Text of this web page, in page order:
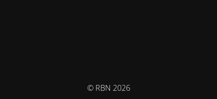
© RBN 2026